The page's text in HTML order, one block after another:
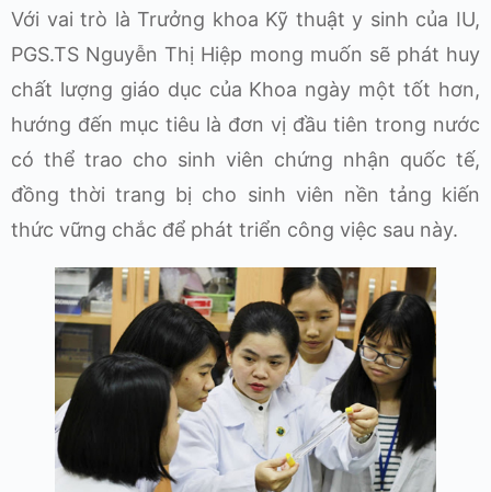
Với vai trò là Trưởng khoa Kỹ thuật y sinh của IU,
PGS.TS Nguyễn Thị Hiệp mong muốn sẽ phát huy
chất lượng giáo dục của Khoa ngày một tốt hơn,
hướng đến mục tiêu là đơn vị đầu tiên trong nước
có thể trao cho sinh viên chứng nhận quốc tế,
đồng thời trang bị cho sinh viên nền tảng kiến
thức vững chắc để phát triển công việc sau này.